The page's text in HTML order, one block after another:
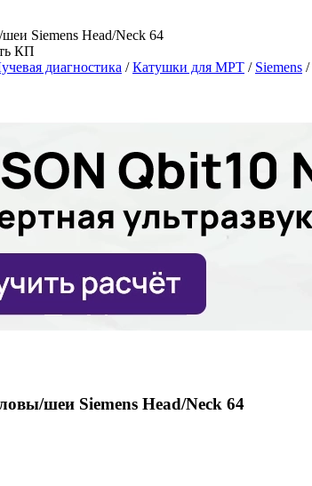
Siemens Head/Neck 64
КП
диагностика /Катушки для МРТ / Siemens /
шеи Siemens Head/Neck 64